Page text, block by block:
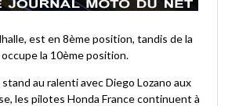
est en 8ème position, tandis de la
la 10ème position.
au ralenti avec Diego Lozano aux
les pilotes Honda France continuent à